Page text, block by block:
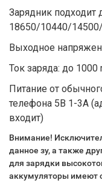
Зарядник подходит
18650/10440/
Выходное
Ток заряда: до 1000
Питание от
телефона 5В 1-3А
входит)
Внимание!
данное зу, а также
для зарядки
аккумуляторы имеют